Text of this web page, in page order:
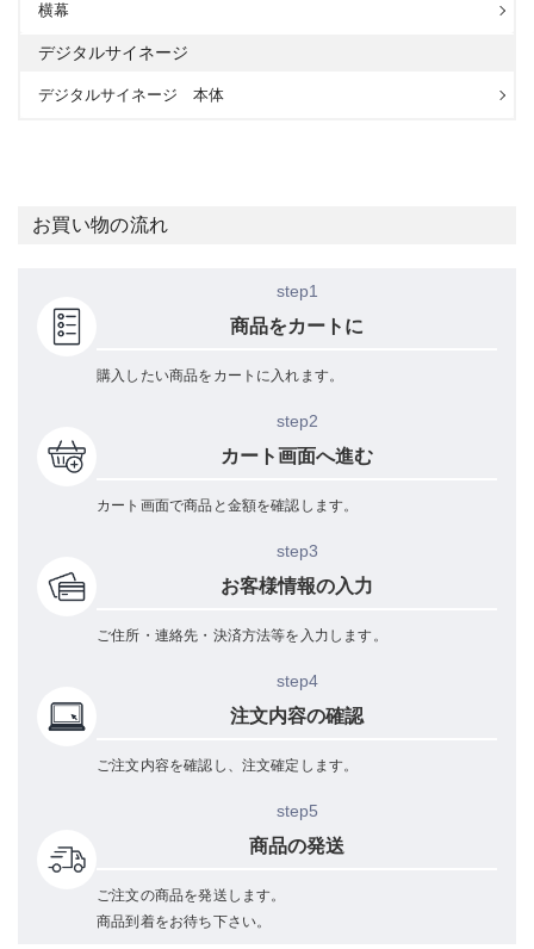
横幕
デジタルサイネージ
デジタルサイネージ 本体
お買い物の流れ
step1
商品をカートに
購入したい商品をカートに入れます。
step2
カート画面へ進む
カート画面で商品と金額を確認します。
step3
お客様情報の入力
ご住所・連絡先・決済方法等を入力します。
step4
注文内容の確認
ご注文内容を確認し、注文確定します。
step5
商品の発送
ご注文の商品を発送します。
商品到着をお待ち下さい。